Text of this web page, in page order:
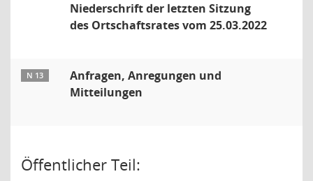
Niederschrift der letzten Sitzung
des Ortschaftsrates vom 25.03.2022
N 13
Anfragen, Anregungen und
Mitteilungen
Öffentlicher Teil: